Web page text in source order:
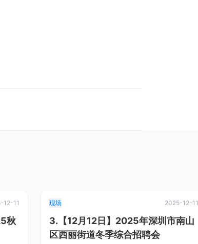
12-11
秋
现场 2025-12-11
3.【12月12日】2025年深圳市南山
区西丽街道冬季综合招聘会